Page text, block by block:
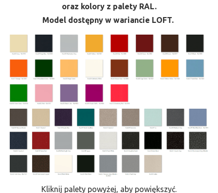
oraz kolory z palety RAL.
Model dostępny w wariancie LOFT.
Kliknij palety powyżej, aby powiększyć.